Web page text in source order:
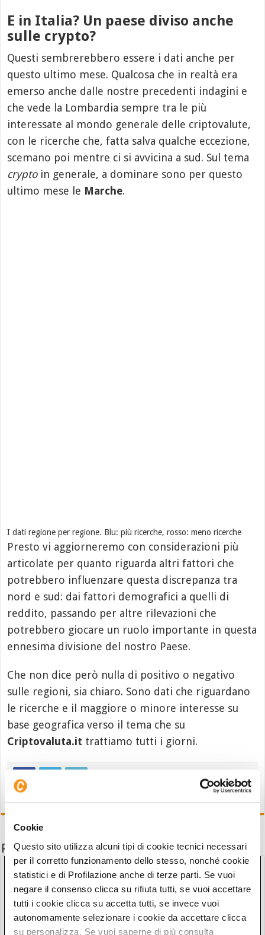
Cookie
Questo sito utilizza alcuni tipi di cookie tecnici necessari
per il corretto funzionamento dello stesso, nonché cookie
statistici e di Profilazione anche di terze parti. Se vuoi
negare il consenso clicca su rifiuta tutti, se vuoi accettare
tutti i cookie clicca su accetta tutti, se invece vuoi
autonomamente selezionare i cookie da accettare clicca
su personalizza. Se vuoi saperne di più consulta
E in Italia? Un paese diviso anche
sulle crypto?
Questi sembrerebbero essere i dati anche per
questo ultimo mese. Qualcosa che in realtà era
emerso anche dalle nostre precedenti indagini e
che vede la Lombardia sempre tra le più
interessate al mondo generale delle criptovalute,
con le ricerche che, fatta salva qualche eccezione,
scemano poi mentre ci si avvicina a sud. Sul tema
cryptoin generale, a dominare sono per questo
ultimo mese le Marche.
I dati regione per regione. Blu: più ricerche, rosso: meno ricerche
Presto vi aggiorneremo con considerazioni più
articolate per quanto riguarda altri fattori che
potrebbero influenzare questa discrepanza tra
nord e sud: dai fattori demografici a quelli di
reddito, passando per altre rilevazioni che
potrebbero giocare un ruolo importante in questa
ennesima divisione del nostro Paese.
Che non dice però nulla di positivo o negativo
sulle regioni, sia chiaro. Sono dati che riguardano
le ricerche e il maggiore o minore interesse su
base geografica verso il tema che su
Criptovaluta.it trattiamo tutti i giorni.
Potrebbe interessarti anche